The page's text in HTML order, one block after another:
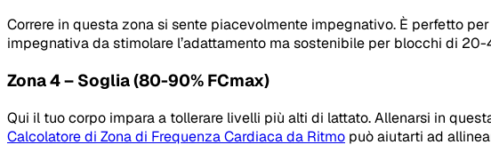
Correre in questa zona si sente piacevolmente impegnativo. È perfetto
impegnativa da stimolare l’adattamento ma sostenibile per blocchi di
Zona 4 – Soglia (80-90% FCmax)
Qui il tuo corpo impara a tollerare livelli più alti di lattato. Allenarsi in
Calcolatore di Zona di Frequenza Cardiaca da Ritmo può aiutarti ad